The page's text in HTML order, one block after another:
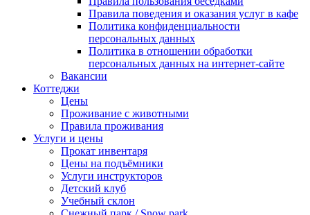
Правила поведения и оказания услуг в кафе
Политика конфиденциальности
персональных данных
Политика в отношении обработки
персональных данных на интернет-сайте
Вакансии
Коттеджи
Цены
Проживание с животными
Правила проживания
Услуги и цены
Прокат инвентаря
Цены на подъёмники
Услуги инструкторов
Детский клуб
Учебный склон